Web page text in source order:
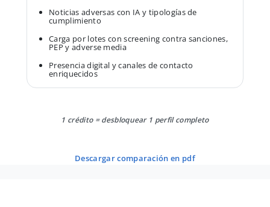
Noticias adversas con IA y tipologías de
cumplimiento
Carga por lotes con screening contra sanciones,
PEP y adverse media
Presencia digital y canales de contacto
enriquecidos
1 crédito = desbloquear 1 perfil completo
descargar comparación en pdf